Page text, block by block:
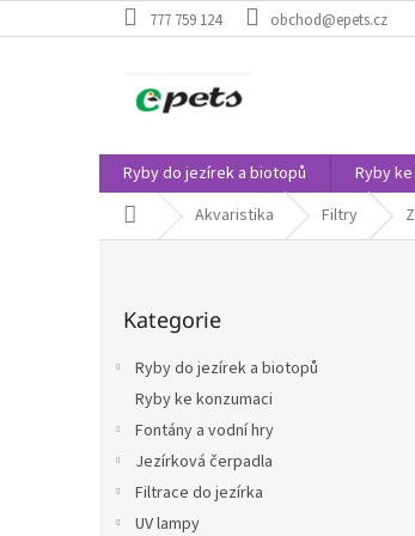
na
777 759 124 obchod@epets.cz
Ryby do jezírek a biotopů Ryby
Domů Akvaristika Filtry
kategorie
Kategorie
Ryby do jezírek a biotopů
Ryby ke konzumaci
Fontány a vodní hry
Jezírková čerpadla
Filtrace do jezírka
UV lampy